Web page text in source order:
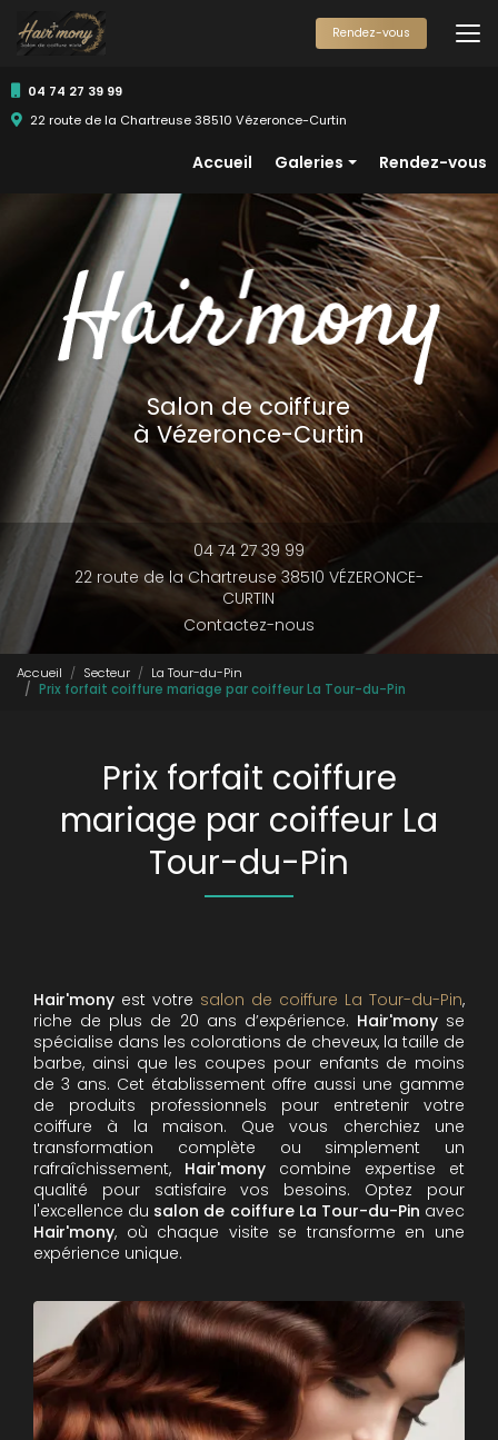
au
contenu
04 74 27 39 99
22 route de la Chartreuse 38510 Vézeronce-Curtin
Accueil
Galeries
Femmes
Hommes
Enfants
Rendez-vous
Rendez-vous
Salon de coiffure
à Vézeronce-Curtin
04 74 27 39 99
22 route de la Chartreuse 38510 VÉZERONCE-
CURTIN
Contactez-nous
Accueil Secteur
La Tour-du-Pin
Prix forfait coiffure mariage par coiffeur La Tour-du-Pin
Prix forfait coiffure
mariage par coiffeur La
Tour-du-Pin
Hair'mony est votre salon de coiffure La Tour-du-Pin,
riche de plus de 20 ans d’expérience. Hair'monyse
spécialise dans les colorations de cheveux, la taille de
barbe, ainsi que les coupes pour enfants de moins
de 3 ans. Cet établissement offre aussi une gamme
de produits professionnels pour entretenir votre
coiffure à la maison. Que vous cherchiez une
transformation complète ou simplement un
rafraîchissement, Hair'mony combine expertise et
qualité pour satisfaire vos besoins. Optez pour
l'excellence du salon de coiffure La Tour-du-Pin avec
Hair'mony, où chaque visite se transforme en une
expérience unique.